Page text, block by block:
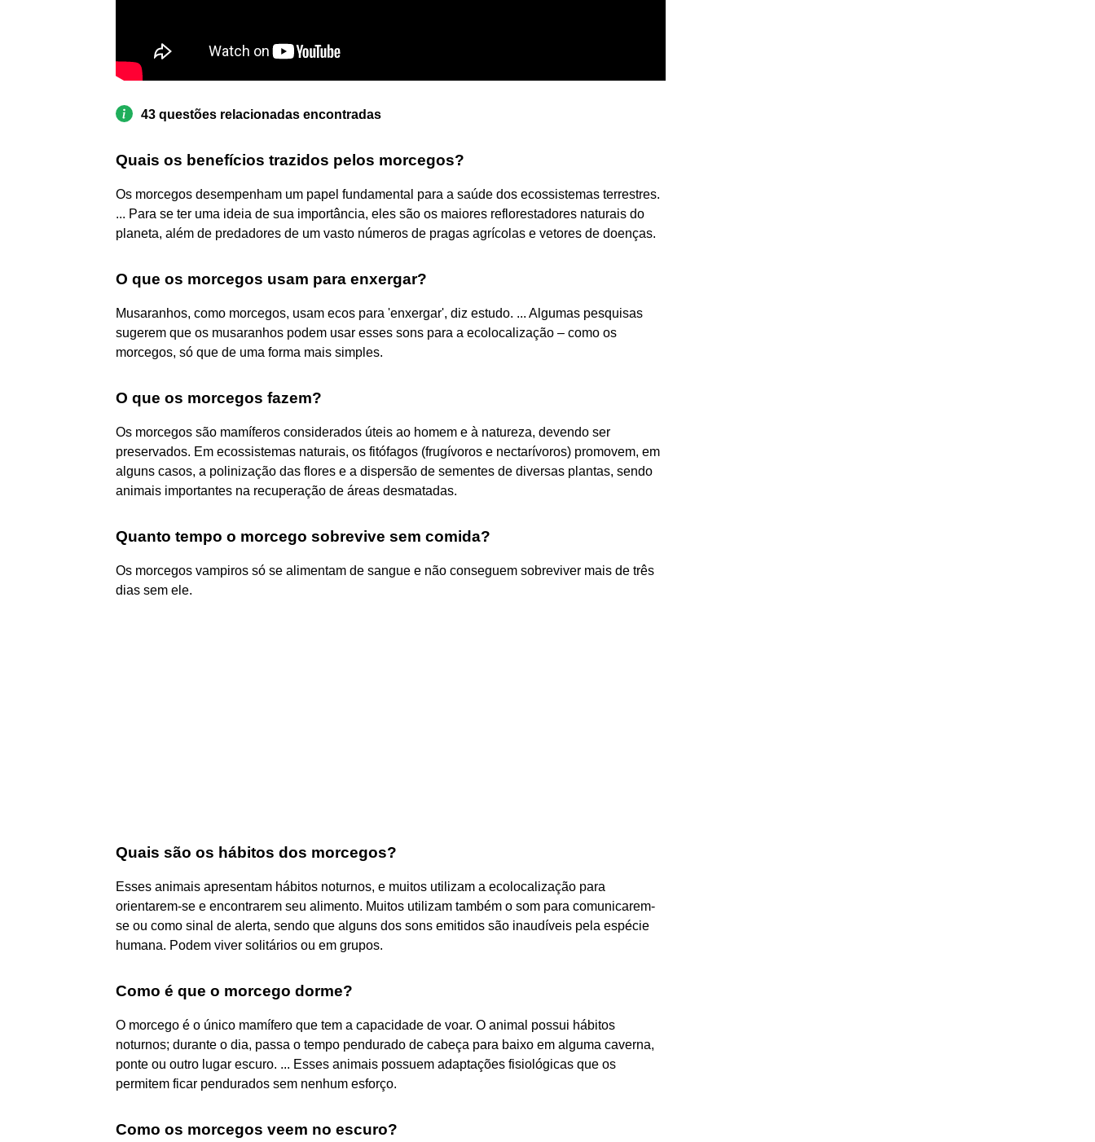
43 questões relacionadas encontradas
Quais os benefícios trazidos pelos morcegos?
Os morcegos desempenham um papel fundamental para a saúde dos ecossistemas terrestres.
... Para se ter uma ideia de sua importância, eles são os maiores reflorestadores naturais do
planeta, além de predadores de um vasto números de pragas agrícolas e vetores de doenças.
O que os morcegos usam para enxergar?
Musaranhos, como morcegos, usam ecos para 'enxergar', diz estudo. ... Algumas pesquisas
sugerem que os musaranhos podem usar esses sons para a ecolocalização – como os
morcegos, só que de uma forma mais simples.
O que os morcegos fazem?
Os morcegos são mamíferos considerados úteis ao homem e à natureza, devendo ser
preservados. Em ecossistemas naturais, os fitófagos (frugívoros e nectarívoros) promovem, em
alguns casos, a polinização das flores e a dispersão de sementes de diversas plantas, sendo
animais importantes na recuperação de áreas desmatadas.
Quanto tempo o morcego sobrevive sem comida?
Os morcegos vampiros só se alimentam de sangue e não conseguem sobreviver mais de três
dias sem ele.
Quais são os hábitos dos morcegos?
Esses animais apresentam hábitos noturnos, e muitos utilizam a ecolocalização para
orientarem-se e encontrarem seu alimento. Muitos utilizam também o som para comunicarem-
se ou como sinal de alerta, sendo que alguns dos sons emitidos são inaudíveis pela espécie
humana. Podem viver solitários ou em grupos.
Como é que o morcego dorme?
O morcego é o único mamífero que tem a capacidade de voar. O animal possui hábitos
noturnos; durante o dia, passa o tempo pendurado de cabeça para baixo em alguma caverna,
ponte ou outro lugar escuro. ... Esses animais possuem adaptações fisiológicas que os
permitem ficar pendurados sem nenhum esforço.
Como os morcegos veem no escuro?